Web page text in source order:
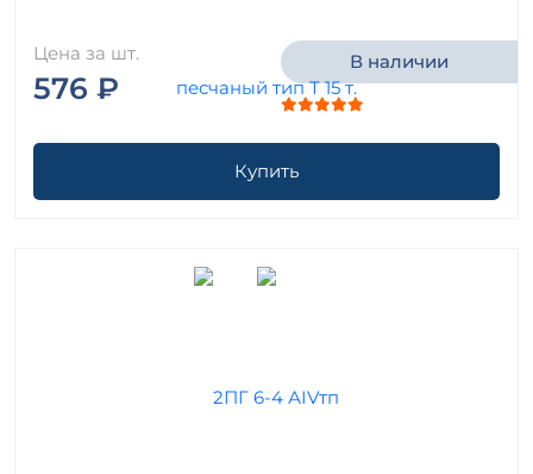
Цена за шт.
576 ₽
В наличии
Купить